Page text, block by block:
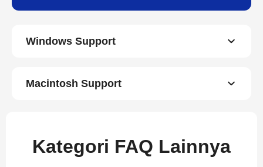
Windows Support
Macintosh Support
Kategori FAQ Lainnya